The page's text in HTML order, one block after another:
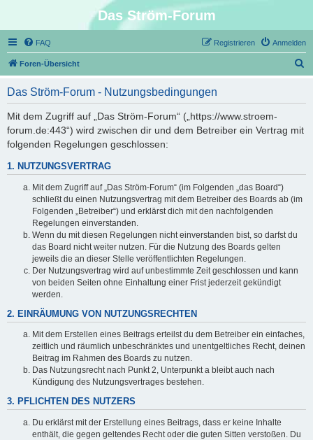
Das Ström-Forum
FAQ Anmelden
Registrieren
Foren-Übersicht
Das Ström-Forum - Nutzungsbedingungen
Mit dem Zugriff auf „Das Ström-Forum“ („https://www.stroem-
forum.de:443“) wird zwischen dir und dem Betreiber ein Vertrag mit
folgenden Regelungen geschlossen:
1. NUTZUNGSVERTRAG
Mit dem Zugriff auf „Das Ström-Forum“ (im Folgenden „das Board“)
schließt du einen Nutzungsvertrag mit dem Betreiber des Boards ab (im
Folgenden „Betreiber“) und erklärst dich mit den nachfolgenden
Regelungen einverstanden.
Wenn du mit diesen Regelungen nicht einverstanden bist, so darfst du
das Board nicht weiter nutzen. Für die Nutzung des Boards gelten
jeweils die an dieser Stelle veröffentlichten Regelungen.
Der Nutzungsvertrag wird auf unbestimmte Zeit geschlossen und kann
von beiden Seiten ohne Einhaltung einer Frist jederzeit gekündigt
werden.
2. EINRÄUMUNG VON NUTZUNGSRECHTEN
Mit dem Erstellen eines Beitrags erteilst du dem Betreiber ein einfaches,
zeitlich und räumlich unbeschränktes und unentgeltliches Recht, deinen
Beitrag im Rahmen des Boards zu nutzen.
Das Nutzungsrecht nach Punkt 2, Unterpunkt a bleibt auch nach
Kündigung des Nutzungsvertrages bestehen.
3. PFLICHTEN DES NUTZERS
Du erklärst mit der Erstellung eines Beitrags, dass er keine Inhalte
enthält, die gegen geltendes Recht oder die guten Sitten verstoßen. Du